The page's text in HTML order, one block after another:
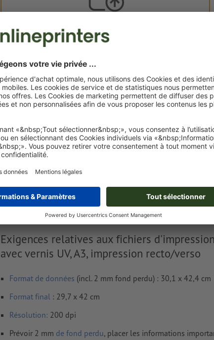
Vos fichiers d'impression
après l'achat.
Je dépose mes fichiers
Livraison approx. :
mer. 19 août - jeu. 20 août
Exigences relatives aux fichiers
avec vernis UV, A3, impression recto/verso
Format de données (incl. 2 mm fond perdu) : 30,1 x 42,4 cm
Format final : 29,7 x 42 cm
Résolution: 200 dpi
Prévoir 2 mm de fond perdu, placer les informations